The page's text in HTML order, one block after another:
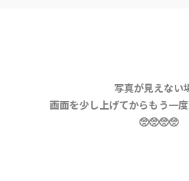
写真が見えない
画面を少し上げてからもう一
🥺🥺🥺🥺